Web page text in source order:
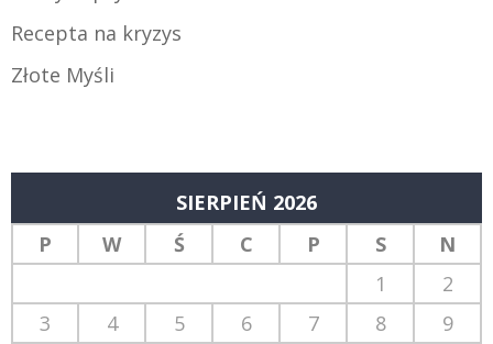
Recepta na kryzys
Złote Myśli
SIERPIEŃ 2026
P
W Ś C P S N
1
2
3
4 5 6 7 8
9